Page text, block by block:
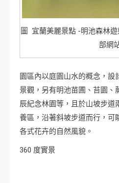
圖 宜蘭美麗景點 -明池森林
部網
園區內以庭園山水的概念，設
景觀，另有明池苗圃、苔園、
辰紀念林園等，且於山坡步道
養區，沿著斜坡步道而行，可
各式花卉的自然風貌。
360 度實景